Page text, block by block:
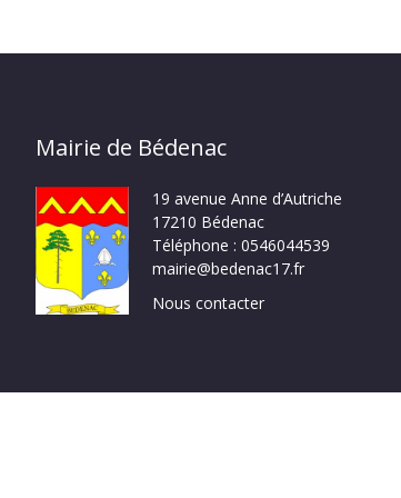
Mairie de Bédenac
19 avenue Anne d’Autriche
17210 Bédenac
Téléphone : 0546044539
mairie@bedenac17.fr
Nous contacter